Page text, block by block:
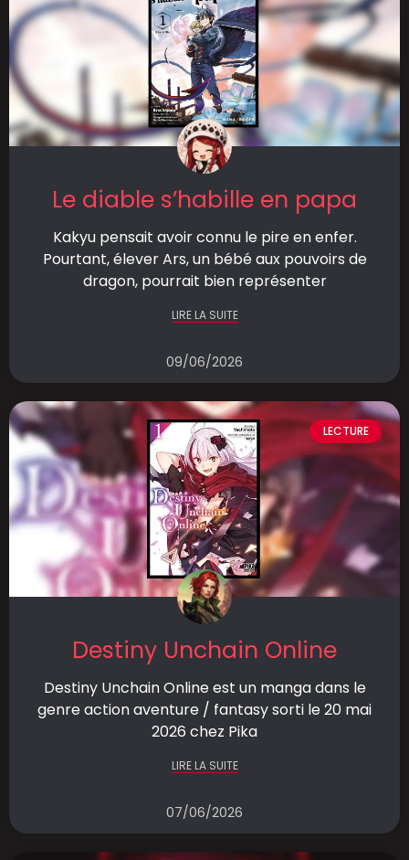
Le diable s’habille en papa
Kakyu pensait avoir connu le pire en enfer.
Pourtant, élever Ars, un bébé aux pouvoirs de
dragon, pourrait bien représenter
LIRE LA SUITE
09/06/2026
LECTURE
Destiny Unchain Online
Destiny Unchain Online est un manga dans le
genre action aventure / fantasy sorti le 20 mai
2026 chez Pika
LIRE LA SUITE
07/06/2026